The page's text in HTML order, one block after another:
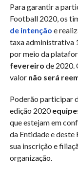
Para garantir a
Football 2020, os
de intenção e
taxa administrativa
por meio da
fevereiro de 2020.
valor não será
Poderão participar
edição 2020
que estejam em
da Entidade e deste
sua inscrição e
organização.